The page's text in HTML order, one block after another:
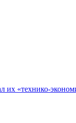
их «технико-